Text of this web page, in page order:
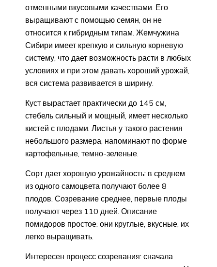
отменными вкусовыми качествами. Его
выращивают с помощью семян, он не
относится к гибридным типам. Жемчужина
Сибири имеет крепкую и сильную корневую
систему, что дает возможность расти в любых
условиях и при этом давать хороший урожай,
вся система развивается в ширину.
Куст вырастает практически до 145 см,
стебель сильный и мощный, имеет несколько
кистей с плодами. Листья у такого растения
небольшого размера, напоминают по форме
картофельные, темно-зеленые.
Сорт дает хорошую урожайность: в среднем
из одного самоцвета получают более 8
плодов. Созревание среднее, первые плоды
получают через 110 дней. Описание
помидоров простое: они круглые, вкусные, их
легко выращивать.
Интересен процесс созревания: сначала